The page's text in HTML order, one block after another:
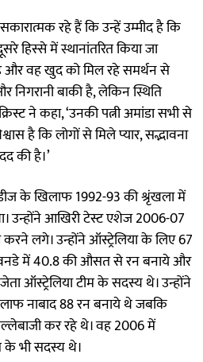
रहे हैं कि उन्हें उम्मीद है कि
में स्थानांतरित किया जा
वह खुद को मिल रहे समर्थन से
बाकी है, लेकिन स्थिति
ने कहा, ‘उनकी पत्नी अमांडा सभी से
है कि लोगों से मिले प्यार, सद्भावना
की है।’
के खिलाफ 1992-93 की श्रृंखला में
उन्होंने आखिरी टेस्ट एशेज 2006-07
लगे। उन्होंने ऑस्ट्रेलिया के लिए 67
में 40.8 की औसत से रन बनाये और
ऑस्ट्रेलिया टीम के सदस्य थे। उन्होंने
नाबाद 88 रन बनाये थे जबकि
कर रहे थे। वह 2006 में
के भी सदस्य थे।